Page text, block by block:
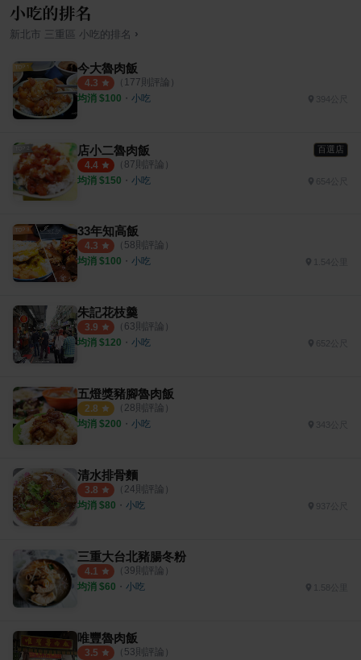
小吃的排名
新北市 三重區 小吃 的排名 ›
今大魯肉飯
4.3 （ 177則評論）
均消 $100 ・ 小吃 394公尺
店小二魯肉飯 百選店
4.4 （ 87則評論）
均消 $150 ・ 小吃 654公尺
33年知高飯
4.3 （ 58則評論）
均消 $100 ・ 小吃 1.54公里
朱記花枝羹
3.9 （ 63則評論）
均消 $120 ・ 小吃 652公尺
五燈獎豬腳魯肉飯
2.8 （ 28則評論）
均消 $200 ・ 小吃 343公尺
清水排骨麵
3.8 （ 24則評論）
均消 $80 ・ 小吃
三重大台北豬腸冬粉
4.1 （ 39則評論）
均消 $60 ・ 小吃 1.58公里
唯豐魯肉飯
3.5 （ 53則評論）